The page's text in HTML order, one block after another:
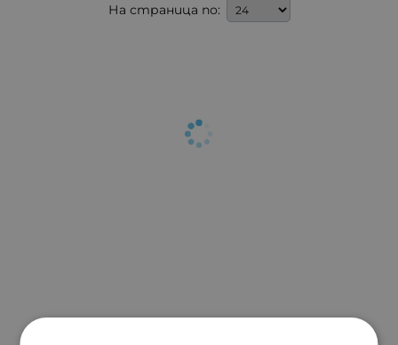
На страница по: